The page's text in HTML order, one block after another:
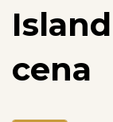
cena